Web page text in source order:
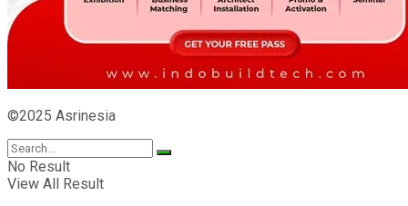
©2025 Asrinesia
No Result
View All Result